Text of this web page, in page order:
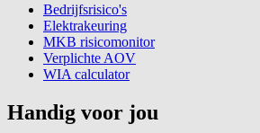
Bedrijfsrisico's
Elektrakeuring
MKB risicomonitor
Verplichte AOV
WIA calculator
Handig voor jou